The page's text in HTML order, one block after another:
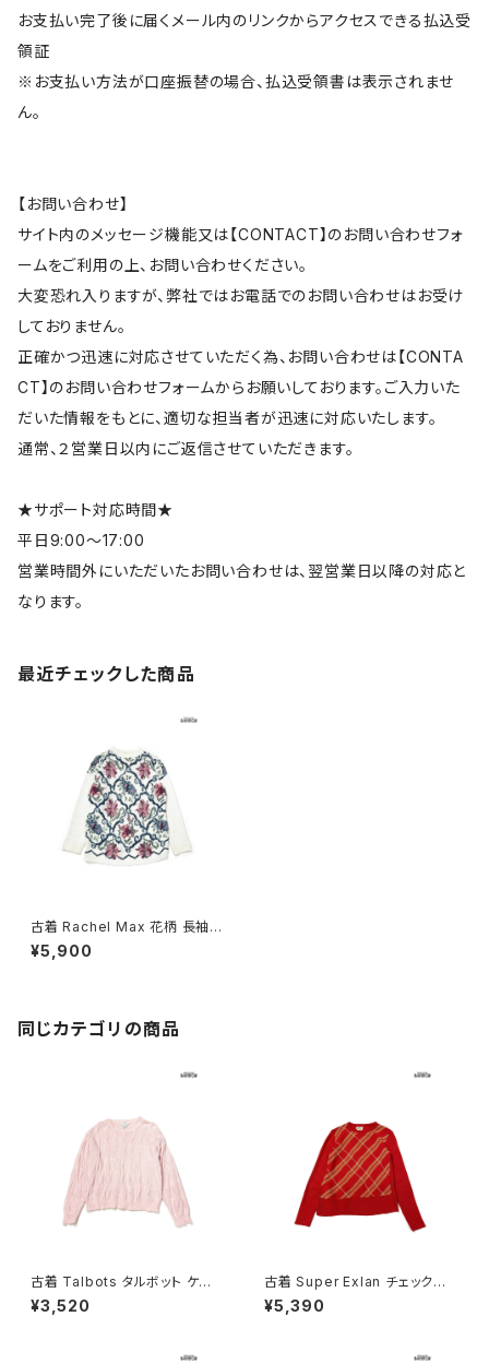
お支払い完了後に届くメール内のリンクからアクセスできる払込受
領証
※お支払い方法が口座振替の場合、払込受領書は表示されませ
ん。
【お問い合わせ】
サイト内のメッセージ機能又は【CONTACT】のお問い合わせフォ
ームをご利用の上、お問い合わせください。
大変恐れ入りますが、弊社ではお電話でのお問い合わせはお受け
しておりません。
正確かつ迅速に対応させていただく為、お問い合わせは【CONTA
CT】のお問い合わせフォームからお願いしております。ご入力いた
だいた情報をもとに、適切な担当者が迅速に対応いたします。
通常、２営業日以内にご返信させていただきます。
★サポート対応時間★
平日9:00～17:00
営業時間外にいただいたお問い合わせは、翌営業日以降の対応と
なります。
最近チェックした商品
古着 Rachel Max 花柄 長袖
ニット セーター 白 青 (ttu2501
271)
¥5,900
同じカテゴリの商品
古着 Talbots タルボット ケー
ブル編み 無地 コットン100％
長袖 ニット セーター ピンク (ttu
¥3,520
古着 Super Exlan チェック柄
長袖 ニット セーター 赤 (ttu26
03025)
¥5,390